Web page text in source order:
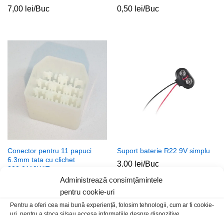
Administrează consimțămintele
pentru cookie-uri
Pentru a oferi cea mai bună experiență, folosim tehnologii, cum ar fi cookie-
7,00 lei/Buc 0,50 lei/Buc
Conector pentru 11 papuci
6.3mm tata cu clichet
200.0110W/F
Suport baterie R22 9V simplu
3,00 lei/Buc